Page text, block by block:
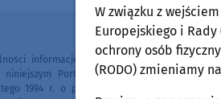
O tej
FM.
informacje lokalne, zdjęcia,
Portalu chronione są
1994 r. o prawie autorskim i
W związku z
Europejskiego i Rady
ochrony osób
(RODO) zmieniamy